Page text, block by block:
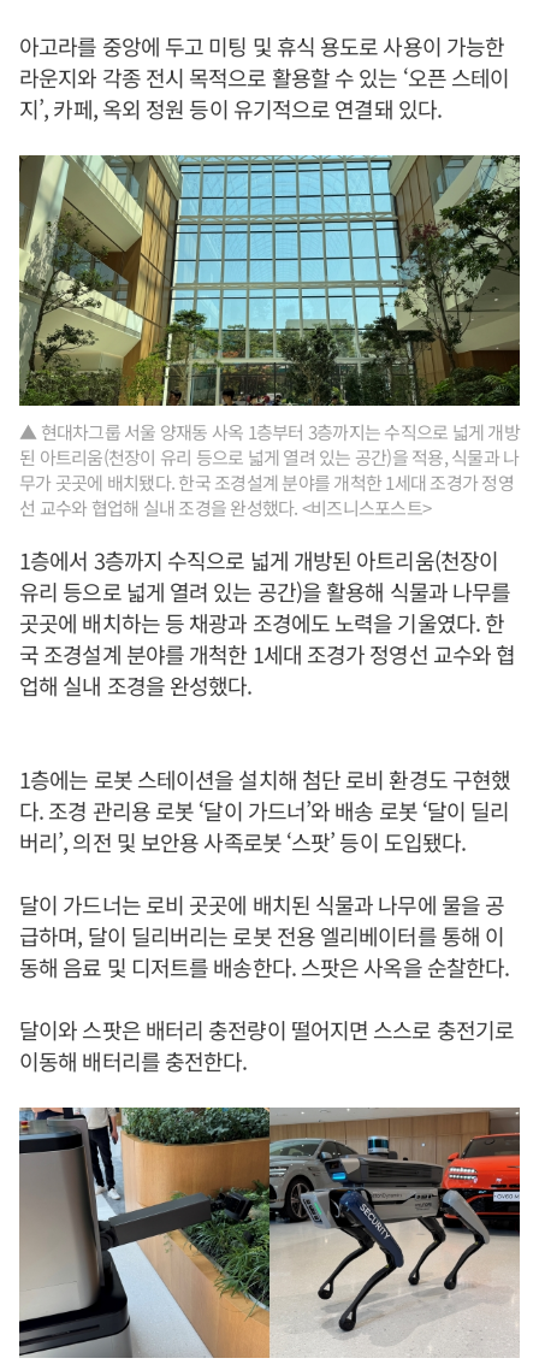
아고라를 중앙에 두고 미팅 및 휴식 용도로 사용이 가능한
라운지와 각종 전시 목적으로 활용할 수 있는 ‘오픈 스테이
지’, 카페, 옥외 정원 등이 유기적으로 연결돼 있다.
▲ 현대차그룹 서울 양재동 사옥 1층부터 3층까지는 수직으로 넓게 개방
된 아트리움(천장이 유리 등으로 넓게 열려 있는 공간)을 적용, 식물과 나
무가 곳곳에 배치됐다. 한국 조경설계 분야를 개척한 1세대 조경가 정영
선 교수와 협업해 실내 조경을 완성했다. <비즈니스포스트>
1층에서 3층까지 수직으로 넓게 개방된 아트리움(천장이
유리 등으로 넓게 열려 있는 공간)을 활용해 식물과 나무를
곳곳에 배치하는 등 채광과 조경에도 노력을 기울였다. 한
국 조경설계 분야를 개척한 1세대 조경가 정영선 교수와 협
업해 실내 조경을 완성했다.
1층에는 로봇 스테이션을 설치해 첨단 로비 환경도 구현했
다. 조경 관리용 로봇 ‘달이 가드너’와 배송 로봇 ‘달이 딜리
버리’, 의전 및 보안용 사족로봇 ‘스팟’ 등이 도입됐다.
달이 가드너는 로비 곳곳에 배치된 식물과 나무에 물을 공
급하며, 달이 딜리버리는 로봇 전용 엘리베이터를 통해 이
동해 음료 및 디저트를 배송한다. 스팟은 사옥을 순찰한다.
달이와 스팟은 배터리 충전량이 떨어지면 스스로 충전기로
이동해 배터리를 충전한다.